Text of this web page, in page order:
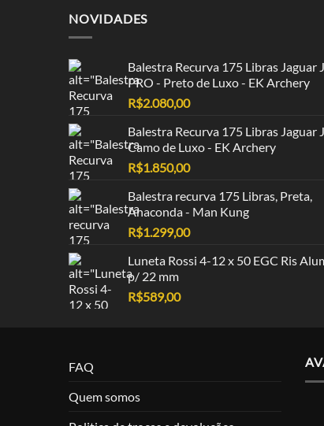
NOVIDADES
Balestra Recurva 175 Libras Jaguar
PRO - Preto de Luxo - EK Archery
R$2.080,00
Balestra Recurva 175 Libras Jaguar
Camo de Luxo - EK Archery
R$1.850,00
Balestra recurva 175 Libras, Preta,
Anaconda - Man Kung
R$1.299,00
Luneta Rossi 4-12 x 50 EGC Ris
p/ 22 mm
R$589,00
FAQ
Quem somos